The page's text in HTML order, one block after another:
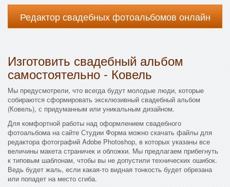
Редактор свадебных фотоальбомов онлайн
Изготовить свадебный альбом
самостоятельно - Ковель
Мы предусмотрели, что всегда будут молодые люди, которые
собираются сформировать эксклюзивный свадебный альбом
(Ковель), с придуманным или уникальным дизайном.
Для комфортной работы над оформлением свадебного
фотоальбома на сайте Студии Форма можно скачать файлы для
редактора фотографий Adobe Photoshop, в которых указаны все
величины макета страничек и обложки. Мы предлагаем прибегнуть
к типовым шаблонам, чтобы вы не допустили технических ошибок.
Ведь будет жаль, если какая-то видная тонкость будет обрезана
или попадет на место сгиба.